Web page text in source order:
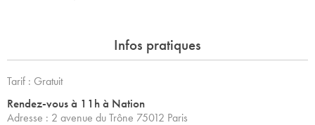
Infos pratiques
Tarif : Gratuit
Rendez-vous à 11h à Nation
Adresse : 2 avenue du Trône 75012 Paris